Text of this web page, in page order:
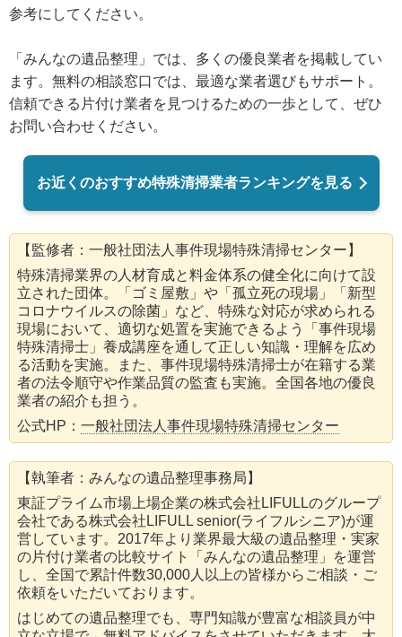
参考にしてください。
「みんなの遺品整理」では、多くの優良業者を掲載してい
ます。無料の相談窓口では、最適な業者選びもサポート。
信頼できる片付け業者を見つけるための一歩として、ぜひ
お問い合わせください。
お近くのおすすめ特殊清掃業者ランキングを見る
【監修者：一般社団法人事件現場特殊清掃センター】
特殊清掃業界の人材育成と料金体系の健全化に向けて設
立された団体。「ゴミ屋敷」や「孤立死の現場」「新型
コロナウイルスの除菌」など、特殊な対応が求められる
現場において、適切な処置を実施できるよう「事件現場
特殊清掃士」養成講座を通して正しい知識・理解を広め
る活動を実施。また、事件現場特殊清掃士が在籍する業
者の法令順守や作業品質の監査も実施。全国各地の優良
業者の紹介も担う。
公式HP： 一般社団法人事件現場特殊清掃センター
【執筆者：みんなの遺品整理事務局】
東証プライム市場上場企業の株式会社LIFULLのグループ
会社である株式会社LIFULL senior(ライフルシニア)が運
営しています。2017年より業界最大級の遺品整理・実家
の片付け業者の比較サイト「みんなの遺品整理」を運営
し、全国で累計件数30,000人以上の皆様からご相談・ご
依頼をいただいております。
はじめての遺品整理でも、専門知識が豊富な相談員が中